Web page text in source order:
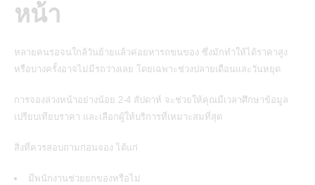
หน้า
หลายคนรอจนใกล้วันย้ายแล้วค่อยหารถขนของ ซึ่งมักทำให้ได้ราคาสูง
หรือบางครั้งอาจไม่มีรถว่างเลย โดยเฉพาะช่วงปลายเดือนและวันหยุด
การจองล่วงหน้าอย่างน้อย 2-4 สัปดาห์ จะช่วยให้คุณมีเวลาศึกษาข้อมูล
เปรียบเทียบราคา และเลือกผู้ให้บริการที่เหมาะสมที่สุด
สิ่งที่ควรสอบถามก่อนจอง ได้แก่
มีพนักงานช่วยยกของหรือไม่